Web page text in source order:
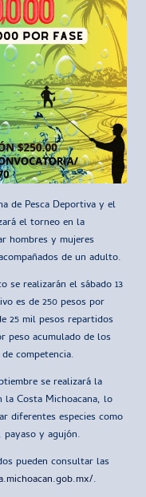
de Pesca Deportiva y el
el torneo en la
hombres y mujeres
de un adulto.
se realizarán el sábado 13
es de 250 pesos por
25 mil pesos repartidos
peso acumulado de los
competencia.
se realizará la
la Costa Michoacana, lo
diferentes especies como
y agujón.
pueden consultar las
.